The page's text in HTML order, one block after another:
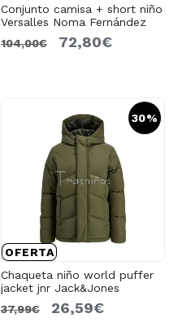
Conjunto camisa + short niño
Versalles Noma Fernández
104,00€
72,80€
30%
OFERTA
Chaqueta niño world puffer
jacket jnr Jack&Jones
37,99€
26,59€